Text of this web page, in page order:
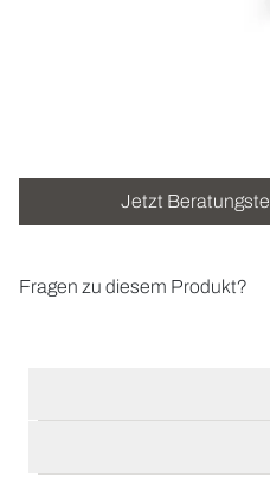
Jetzt
Fragen zu diesem Produkt?